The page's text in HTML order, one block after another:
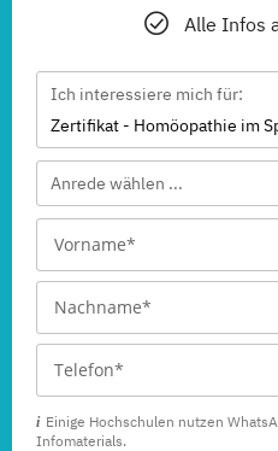
Alle Infos
Ich interessiere mich für:
Zertifikat - Homöopathie im
Anrede wählen ...
Einige Hochschulen nutzen
Infomaterials.